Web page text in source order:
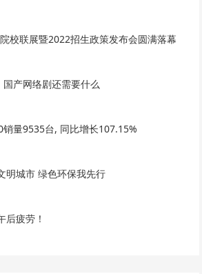
校联展暨2022招生政策发布会圆满落幕
国产网络剧还需要什么
量9535台, 同比增长107.15%
明城市 绿色环保我先行
后疲劳！